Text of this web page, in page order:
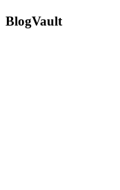
BlogVault